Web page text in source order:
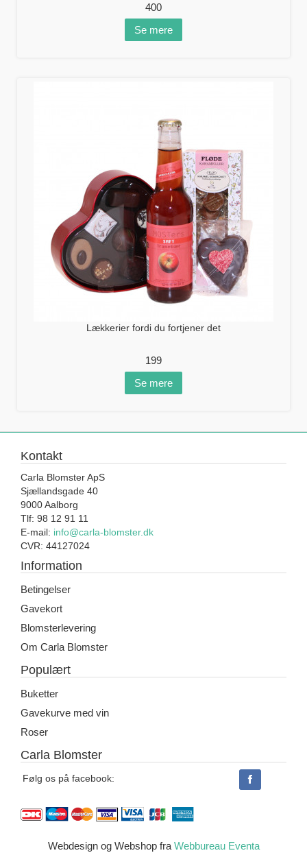
400
Se mere
Lækkerier fordi du fortjener det
199
Se mere
Kontakt
Carla Blomster ApS
Sjællandsgade 40
9000 Aalborg
Tlf: 98 12 91 11
E-mail: info@carla-blomster.dk
CVR: 44127024
Information
Betingelser
Gavekort
Blomsterlevering
Om Carla Blomster
Populært
Buketter
Gavekurve med vin
Roser
Carla Blomster
Følg os på facebook:
Webdesign og Webshop fra Webbureau Eventa